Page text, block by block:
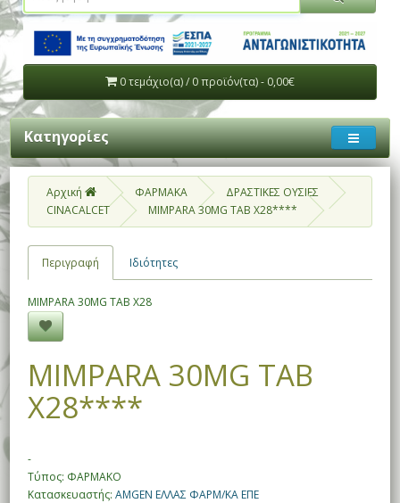
0 τεμάχιο(α) / 0 προϊόν(τα) - 0,00€
Κατηγορίες
Αρχική ΦΑΡΜΑΚΑ
ΔΡΑΣΤΙΚΕΣ ΟΥΣΙΕΣ
CINACALCET
MIMPARA 30MG TAB X28****
Περιγραφή Ιδιότητες
MIMPARA 30MG TAB X28
MIMPARA 30MG TAB
X28****
-
Τύπος: ΦΑΡΜΑΚΟ
Κατασκευαστής:AMGEN ΕΛΛΑΣ ΦΑΡΜ/ΚΑ ΕΠΕ